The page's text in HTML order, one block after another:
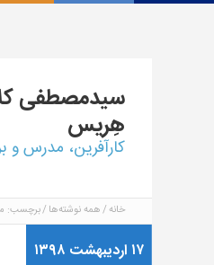
سیدمصطفی
هِریس
کارآفرین، مدرس و
خانه همه نوشته‌ها برچسب:
۱۷ اردیبهشت ۱۳۹۸